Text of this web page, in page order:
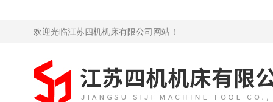
欢迎光临江苏四机机床有限公司网站！